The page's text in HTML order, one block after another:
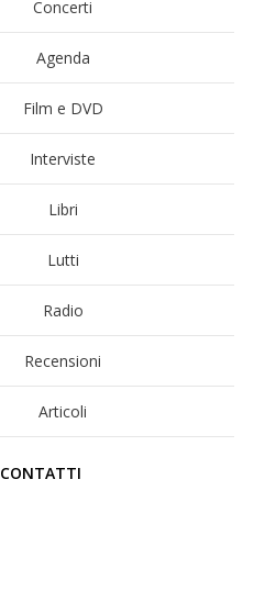
Concerti
Agenda
Film e DVD
Interviste
Libri
Lutti
Radio
Recensioni
Articoli
CONTATTI